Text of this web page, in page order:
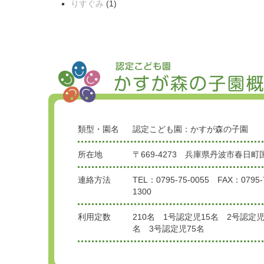
りすぐみ (1)
類型・園名 認定こども園：かすが森の子園
所在地 〒669-4273 兵庫県丹波市春日町
連絡方法
TEL：0795-75-0055 FAX：0795-
1300
利用定数
210名 1号認定児15名 2号認定
名 3号認定児75名